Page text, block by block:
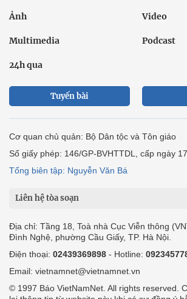
Ảnh Video
Multimedia Podcast
24h qua
Tuyến bài
Cơ quan chủ quản: Bộ Dân tộc và Tôn giáo
Số giấy phép: 146/GP-BVHTTDL, cấp ngày
Tổng biên tập: Nguyễn Văn Bá
Liên hệ tòa soạn
Địa chỉ: Tầng 18, Toà nhà Cục Viễn thông
Đình Nghệ, phường Cầu Giấy, TP. Hà Nội.
Điện thoại: 02439369898 - Hotline:
Email: vietnamnet@vietnamnet.vn
© 1997 Báo VietNamNet. All rights reserved.